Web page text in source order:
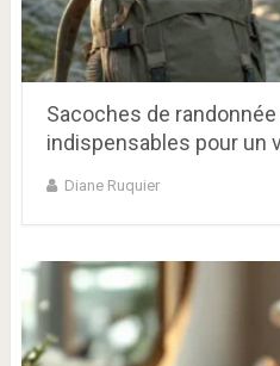
Sacoches de
indispensables pour un
Diane Ruquier